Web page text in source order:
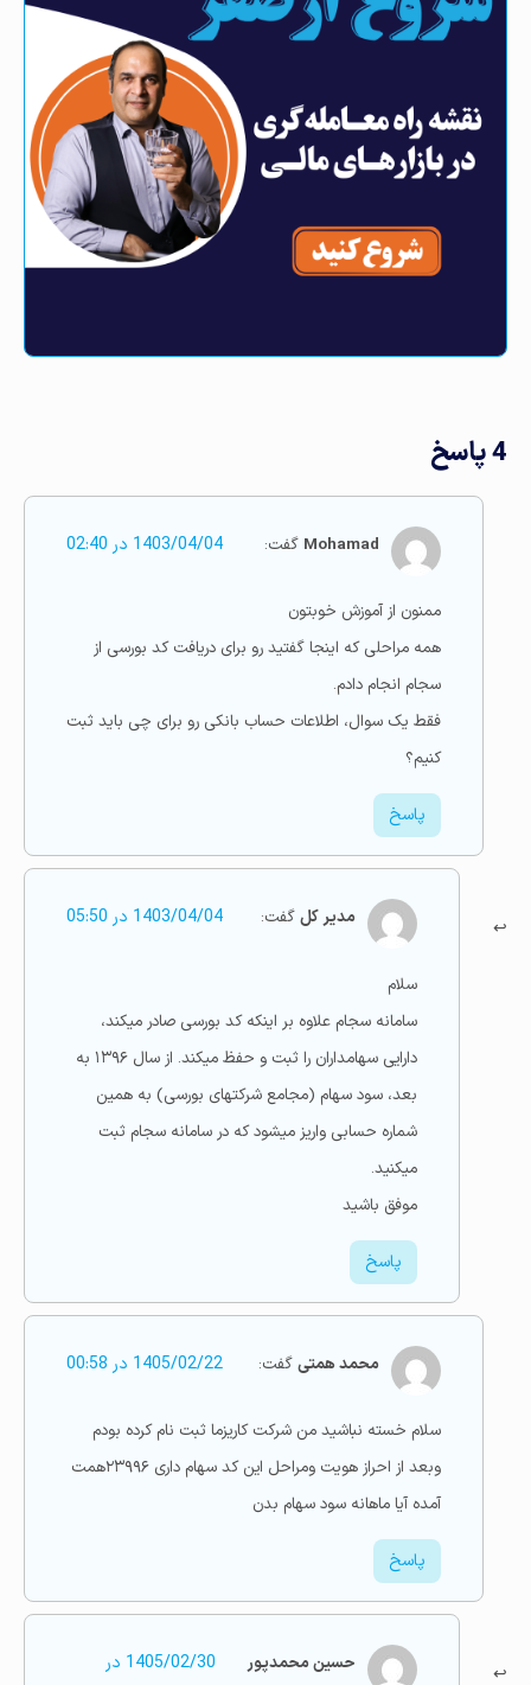
دوم + فیلم
4 پاسخ
Mohamad گفت: 1403/04/04 در 02:40
ممنون از آموزش خوبتون
همه مراحلی که اینجا گفتید رو برای دریافت کد بورسی از
سجام انجام دادم.
فقط یک سوال، اطلاعات حساب بانکی رو برای چی باید ثبت
کنیم؟
پاسخ
مدیر کلگفت: 1403/04/04 در 05:50
سلام
سامانه سجام علاوه بر اینکه کد بورسی صادر میکند،
دارایی سهامداران را ثبت و حفظ میکند. از سال ۱۳۹۶ به
بعد، سود سهام (مجامع شرکتهای بورسی) به همین
شماره حسابی واریز میشود که در سامانه سجام ثبت
میکنید.
موفق باشید
پاسخ
محمد همتیگفت: 1405/02/22 در 00:58
سلام خسته نباشید من شرکت کاریزما ثبت نام کرده بودم
وبعد از احراز هویت ومراحل این کد سهام داری ۲۳۹۹۶همت
آمده آیا ماهانه سود سهام بدن
پاسخ
حسین محمدپور
1405/02/30 در